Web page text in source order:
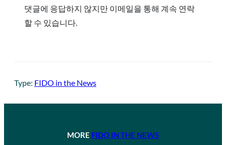
댓글에 응답하지 않지만 이메일을 통해 계속 연락
할 수 있습니다.
Type: FIDO in the News
MORE FIDO IN THE NEWS